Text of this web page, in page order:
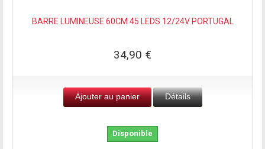
BARRE LUMINEUSE 60CM 45 LEDS 12/24V PORTUGAL
34,90 €
Ajouter au panier Détails
Disponible